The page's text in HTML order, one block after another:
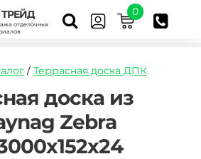
отделочных
0
/ Террасная доска ДПК
images/id/normal/
доска из
Zebra